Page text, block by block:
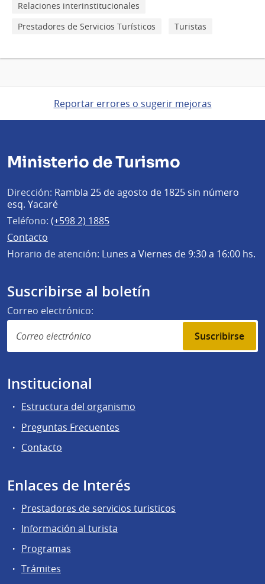
Relaciones interinstitucionales
Prestadores de Servicios Turísticos
Turistas
Reportar errores o sugerir mejoras
Ministerio de Turismo
Dirección: Rambla 25 de agosto de 1825 sin número
esq. Yacaré
Teléfono: (+598 2) 1885
Contacto
Horario de atención: Lunes a Viernes de 9:30 a 16:00 hs.
Suscribirse al boletín
Correo electrónico:
Suscribirse
Institucional
Estructura del organismo
Preguntas Frecuentes
Contacto
Enlaces de Interés
Prestadores de servicios turisticos
Información al turista
Programas
Trámites